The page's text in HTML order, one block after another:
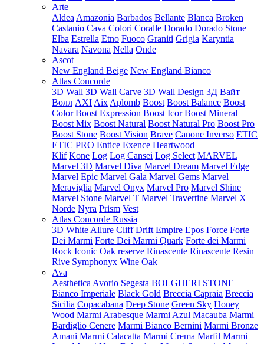
Arte
Aldea Amazonia Barbados Bellante Blanca Broken
Castanio Cava Colori Coralle Dorado Dorado Stone
Elba Estrella Etno Fuoco Graniti Grigia Karyntia
Navara Navona Nella Onde
Ascot
New England Beige New England Bianco
Atlas Concorde
3D Wall 3D Wall Carve 3D Wall Design 3Д Вайт
Волл AXI Aix Aplomb Boost Boost Balance Boost
Color Boost Expression Boost Icor Boost Mineral
Boost Mix Boost Natural Boost Natural Pro Boost Pro
Boost Stone Boost Vision Brave Canone Inverso ETIC
ETIC PRO Entice Exence Heartwood
Klif Kone Log Log Cansei Log Select MARVEL
Marvel 3D Marvel Diva Marvel Dream Marvel Edge
Marvel Epic Marvel Gala Marvel Gems Marvel
Meraviglia Marvel Onyx Marvel Pro Marvel Shine
Marvel Stone Marvel T Marvel Travertine Marvel X
Norde Nyra Prism Vest
Atlas Concorde Russia
3D White Allure Cliff Drift Empire Epos Force Forte
Dei Marmi Forte Dei Marmi Quark Forte dei Marmi
Rock Iconic Oak reserve Rinascente Rinascente Resin
Rive Symphonyx Wine Oak
Ava
Aesthetica Avorio Segesta BOLGHERI STONE
Bianco Imperiale Black Gold Breccia Capraia Breccia
Sicilia Copacabana Deep Stone Green Sky Honey
Wood Marmi Arabesque Marmi Azul Macauba Marmi
Bardiglio Cenere Marmi Bianco Bernini Marmi Bronze
Amani Marmi Calacatta Marmi Crema Marfil Marmi